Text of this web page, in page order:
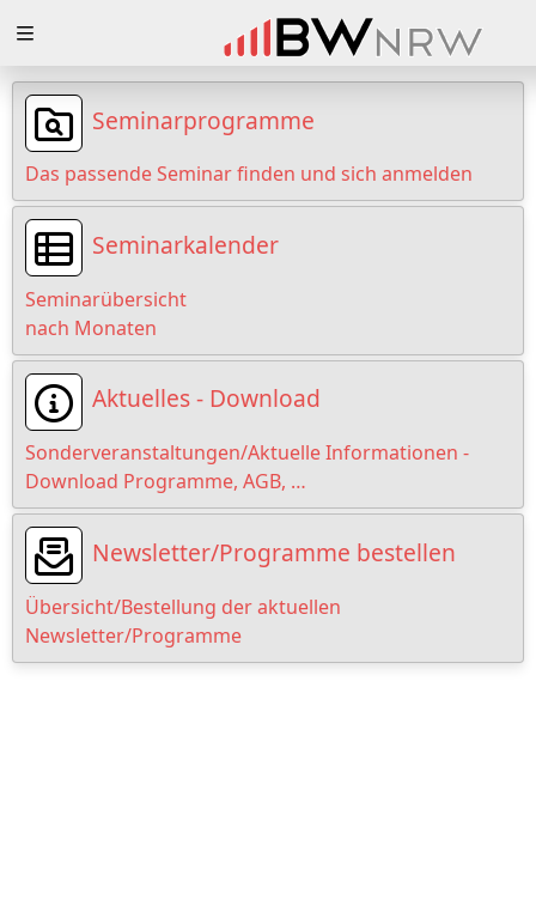
Loading
Loading
Loading
Loading
Loading
Loading
Seminarprogramme
Das passende Seminar finden und sich anmelden
Seminarkalender
Seminarübersicht
nach Monaten
Aktuelles - Download
Sonderveranstaltungen/Aktuelle Informationen -
Download Programme, AGB, …
Newsletter/Programme bestellen
Übersicht/Bestellung der aktuellen
Newsletter/Programme